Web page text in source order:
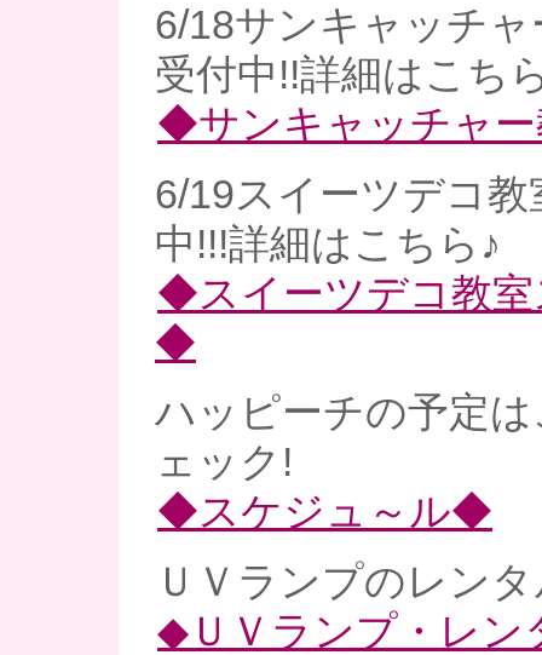
6/18サンキャッチ
受付中!!詳細はこち
◆サンキャッチャ
6/19スイーツデコ教
中!!!詳細はこちら♪
◆スイーツデコ教室
◆
ハッピーチの予定
ェック!
◆スケジュ～ル◆
ＵＶランプのレン
◆ＵＶランプ・レ